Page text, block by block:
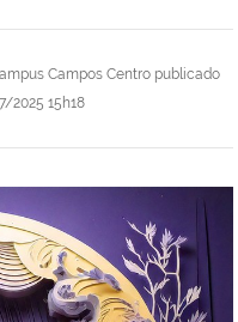
Campos Centro publicado
2025 15h18